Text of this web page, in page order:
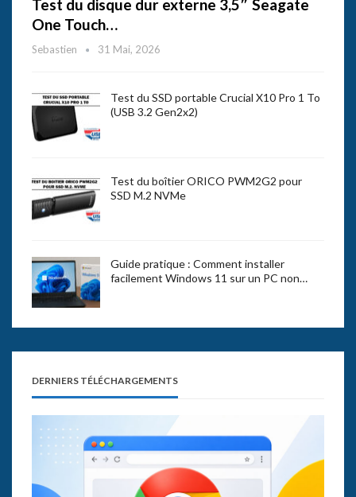
Test du disque dur externe 3,5″ Seagate
One Touch…
Sebastien 31 Mai, 2026
Test du SSD portable Crucial X10 Pro 1 To
(USB 3.2 Gen2x2)
Test du boîtier ORICO PWM2G2 pour
SSD M.2 NVMe
Guide pratique : Comment installer
facilement Windows 11 sur un PC non…
DERNIERS TÉLÉCHARGEMENTS